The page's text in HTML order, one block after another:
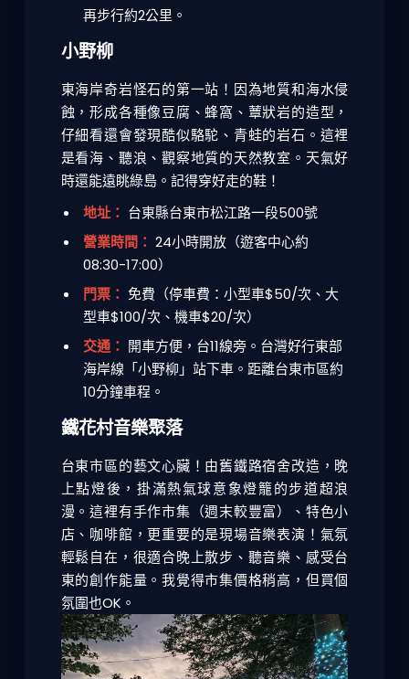
再步行約2公里。
小野柳
東海岸奇岩怪石的第一站！因為地質和海水侵
蝕，形成各種像豆腐、蜂窩、蕈狀岩的造型，
仔細看還會發現酷似駱駝、青蛙的岩石。這裡
是看海、聽浪、觀察地質的天然教室。天氣好
時還能遠眺綠島。記得穿好走的鞋！
地址： 台東縣台東市松江路一段500號
營業時間： 24小時開放（遊客中心約
08:30-17:00）
門票： 免費（停車費：小型車$50/次、大
型車$100/次、機車$20/次）
交通： 開車方便，台11線旁。台灣好行東部
海岸線「小野柳」站下車。距離台東市區約
10分鐘車程。
鐵花村音樂聚落
台東市區的藝文心臟！由舊鐵路宿舍改造，晚
上點燈後，掛滿熱氣球意象燈籠的步道超浪
漫。這裡有手作市集（週末較豐富）、特色小
店、咖啡館，更重要的是現場音樂表演！氣氛
輕鬆自在，很適合晚上散步、聽音樂、感受台
東的創作能量。我覺得市集價格稍高，但買個
氛圍也OK。